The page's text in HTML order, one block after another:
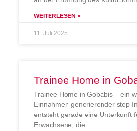
WEITERLESEN »
11. Juli 2025
Trainee Home in
Trainee Home in Gobabis – ein
Einnahmen generierender step
entsteht gerade eine Unterkunft
Erwachsene, die